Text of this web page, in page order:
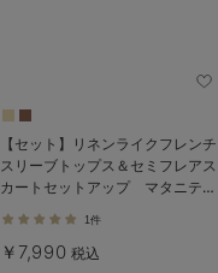
【セット】リネンライクフレンチ
スリーブトップス＆セミフレアス
カートセットアップ マタニテ
1件
￥7,990 税込